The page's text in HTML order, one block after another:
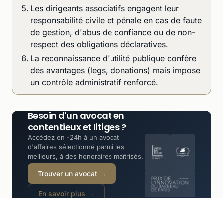
Les dirigeants associatifs engagent leur
responsabilité civile et pénale en cas de faute
de gestion, d'abus de confiance ou de non-
respect des obligations déclaratives.
La reconnaissance d'utilité publique confère
des avantages (legs, donations) mais impose
un contrôle administratif renforcé.
Besoin d'un avocat en
contentieux et litiges ?
Accédez en -24h à un avocat
d'affaires sélectionné parmi les
meilleurs, à des honoraires maîtrisés.
Trouver un avocat →
En savoir plus →